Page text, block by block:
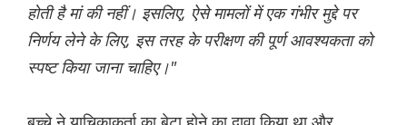
होती है मां की नहीं। इसलिए, ऐसे मामलों में एक गंभीर मुद्दे पर
निर्णय लेने के लिए, इस तरह के परीक्षण की पूर्ण आवश्यकता को
स्पष्ट किया जाना चाहिए।"